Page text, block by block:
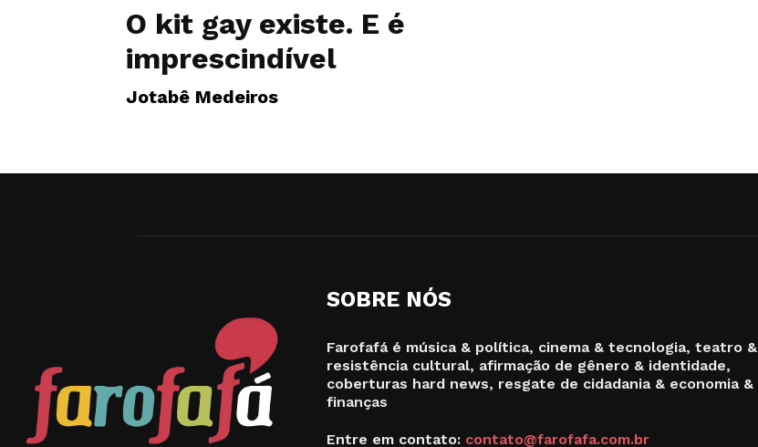
O kit gay existe. E é
imprescindível
Jotabê Medeiros
SOBRE NÓS
Farofafá é música & política, cinema & tecnologia, teatro &
resistência cultural, afirmação de gênero & identidade,
coberturas hard news, resgate de cidadania & economia &
finanças
Entre em contato: contato@farofafa.com.br